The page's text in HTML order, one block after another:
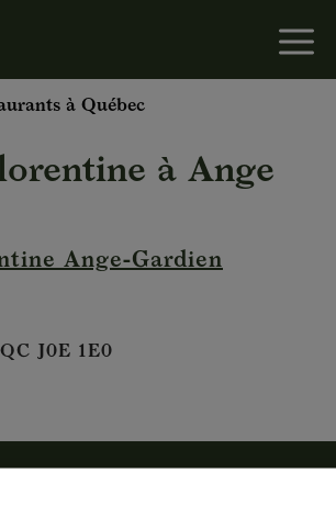
à Québec
à Ange
Ange-Gardien
J0E 1E0